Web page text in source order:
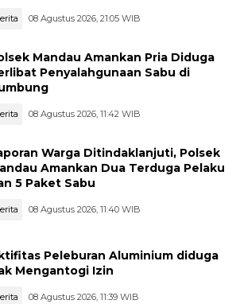
08 Agustus 2026, 21:05 WIB
Mandau Amankan Pria Diduga
Penyalahgunaan Sabu di
08 Agustus 2026, 11:42 WIB
Warga Ditindaklanjuti, Polsek
Amankan Dua Terduga Pelaku
5 Paket Sabu
08 Agustus 2026, 11:40 WIB
Peleburan Aluminium diduga
Mengantogi Izin
08 Agustus 2026, 11:39 WIB